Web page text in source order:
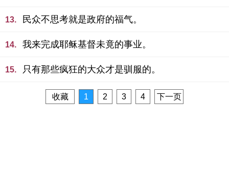
13. 民众不思考就是政府的福气。
14. 我来完成耶稣基督未竟的事业。
15. 只有那些疯狂的大众才是驯服的。
收藏 1 2 3 4 下一页